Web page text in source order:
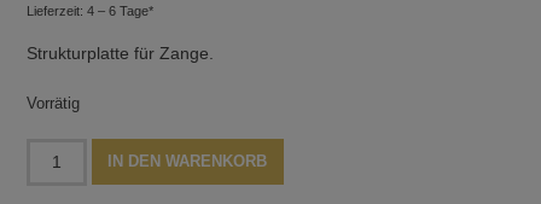
Lieferzeit: 4 – 6 Tage*
Strukturplatte für Zange.
Vorrätig
Strukturplatte
IN DEN WARENKORB